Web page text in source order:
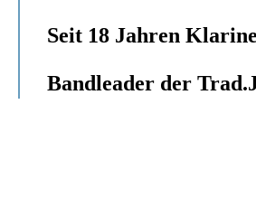
Seit 18 Jahren
Bandleader der